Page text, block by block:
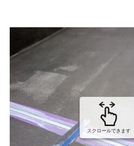
スクロールできます